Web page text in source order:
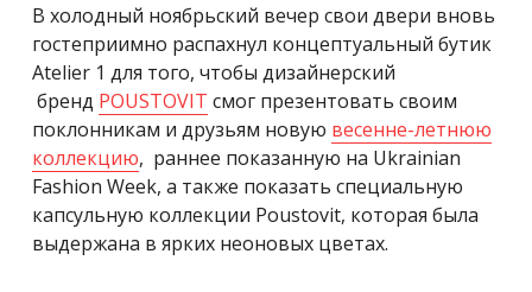
В холодный ноябрьский вечер свои двери вновь
гостеприимно распахнул концептуальный бутик
Atelier 1 для того, чтобы дизайнерский
бренд POUSTOVIT смог презентовать своим
поклонникам и друзьям новую весенне-летнюю
коллекцию, раннее показанную на Ukrainian
Fashion Week, а также показать специальную
капсульную коллекции Poustovit, которая была
выдержана в ярких неоновых цветах.